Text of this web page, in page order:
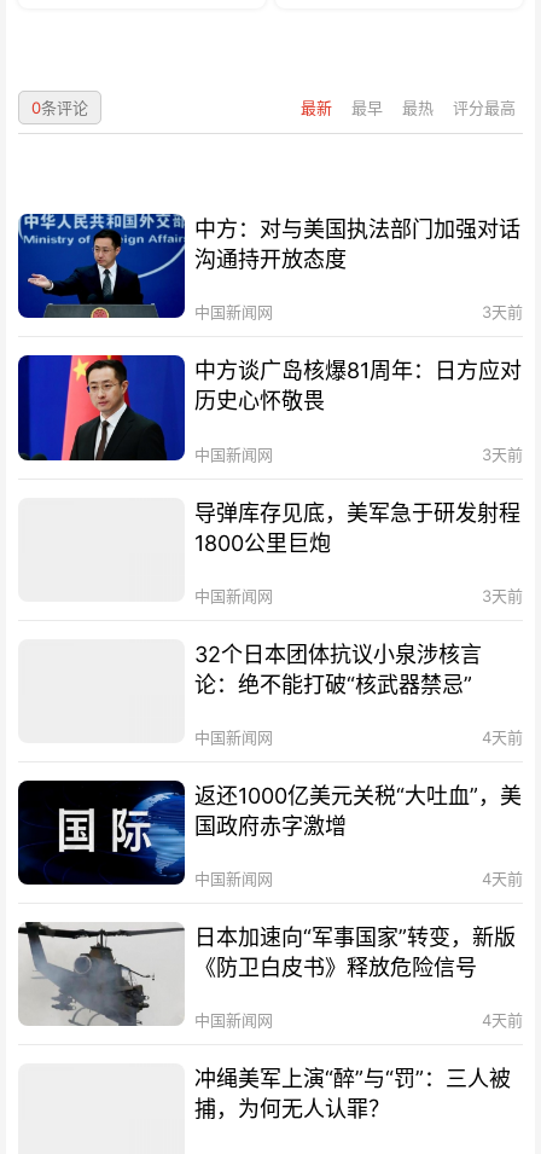
最新 最早 最热 评分最高
0条评论
中方：对与美国执法部门加强对话
沟通持开放态度
中国新闻网 3天前
中方谈广岛核爆81周年：日方应对
历史心怀敬畏
中国新闻网 3天前
导弹库存见底，美军急于研发射程
1800公里巨炮
中国新闻网 3天前
32个日本团体抗议小泉涉核言
论：绝不能打破“核武器禁忌”
中国新闻网 4天前
返还1000亿美元关税“大吐血”，美
国政府赤字激增
中国新闻网 4天前
日本加速向“军事国家”转变，新版
《防卫白皮书》释放危险信号
中国新闻网 4天前
冲绳美军上演“醉”与“罚”：三人被
捕，为何无人认罪？